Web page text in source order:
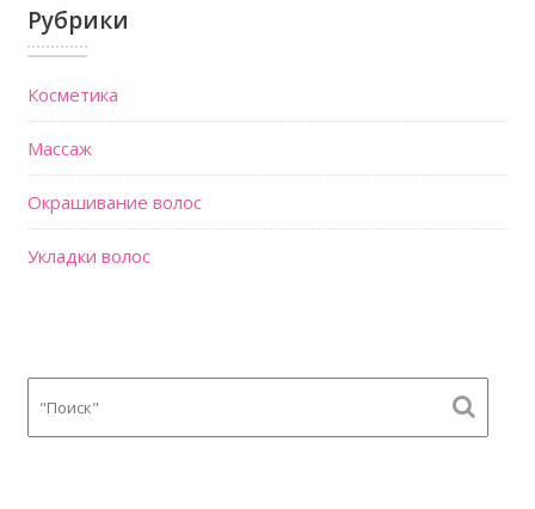
Рубрики
Косметика
Массаж
Окрашивание волос
Укладки волос